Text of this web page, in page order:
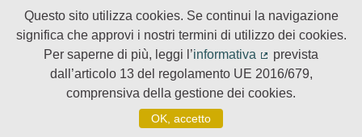
Questo sito utilizza cookies. Se continui la navigazione
significa che approvi i nostri termini di utilizzo dei cookies.
Per saperne di più, leggi l’informativa
(Collegamento
prevista
dall’articolo 13 del regolamento UE 2016/679,
comprensiva della gestione dei cookies.
OK, accetto